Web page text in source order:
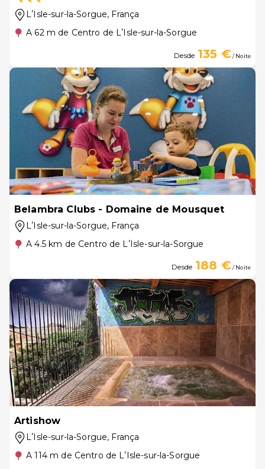
LʼIsle-sur-la-Sorgue, França
A 62 m de Centro de LʼIsle-sur-la-Sorgue
Desde 135 €/ Noite
Belambra Clubs - Domaine de Mousquet
LʼIsle-sur-la-Sorgue, França
A 4.5 km de Centro de LʼIsle-sur-la-Sorgue
Desde 188 €/ Noite
Artishow
LʼIsle-sur-la-Sorgue, França
A 114 m de Centro de LʼIsle-sur-la-Sorgue